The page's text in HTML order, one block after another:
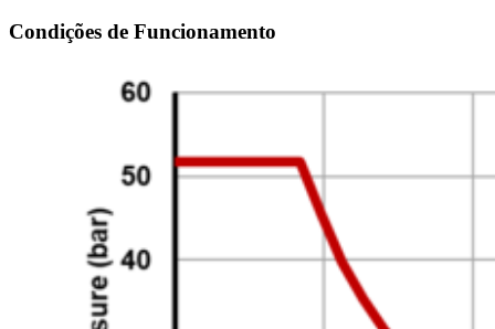
Condições de Funcionamento